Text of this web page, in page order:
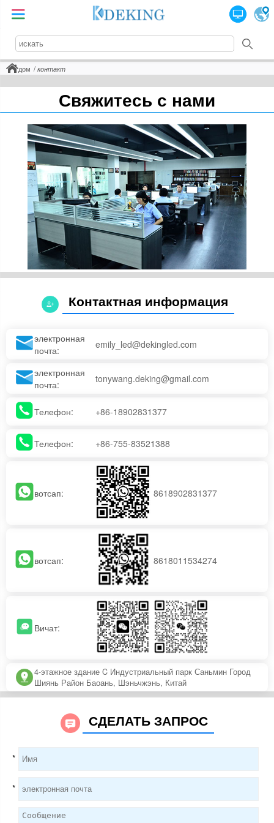
дом контакт
Свяжитесь с нами
Контактная информация
электронная
почта:
emily_led@dekingled.com
электронная
почта:
tonywang.deking@gmail.com
Телефон: +86-18902831377
Телефон: +86-755-83521388
вотсап: 8618902831377
вотсап: 8618011534274
Вичат:
4-этажное здание C Индустриальный парк Саньмин Город
Шиянь Район Баоань, Шэньчжэнь, Китай
СДЕЛАТЬ ЗАПРОС
*
*